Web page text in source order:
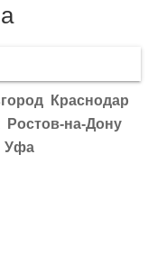
Краснодар
Ростов-на-Дону
Уфа